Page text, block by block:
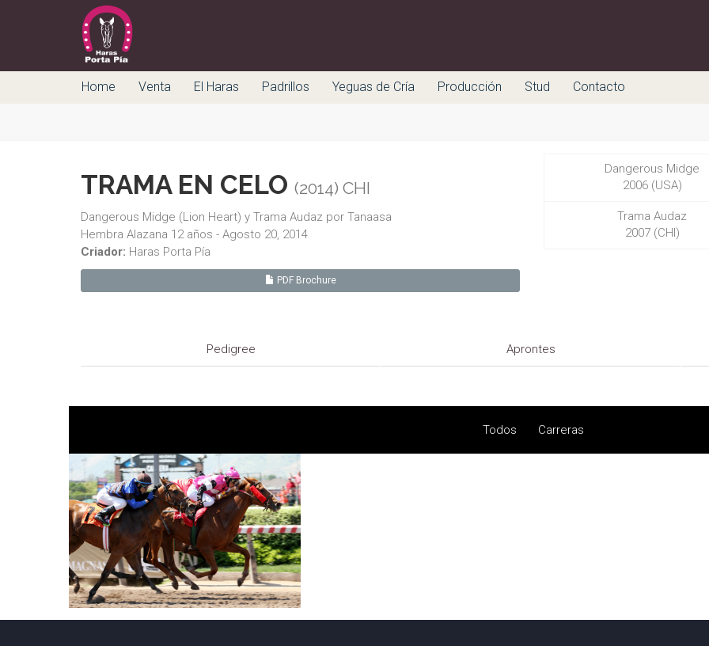
Home Venta El Haras Padrillos Yeguas de Cría Producción Stud Contacto
TRAMA EN CELO (2014) CHI
Dangerous Midge (Lion Heart) y Trama Audaz por Tanaasa
Hembra Alazana 12 años - Agosto 20, 2014
Criador: Haras Porta Pía
PDF Brochure
Dangerous Midge
2006 (USA)
Trama Audaz
2007 (CHI)
Pedigree Aprontes
Todos Carreras